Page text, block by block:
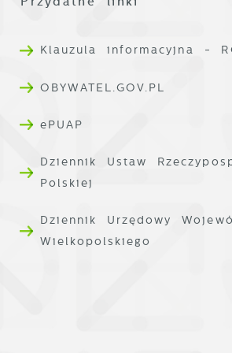
Klauzula informacyjna -
OBYWATEL.GOV.PL
ePUAP
Dziennik Ustaw
Polskiej
Dziennik Urzędowy
Wielkopolskiego
postaci wiadomości,